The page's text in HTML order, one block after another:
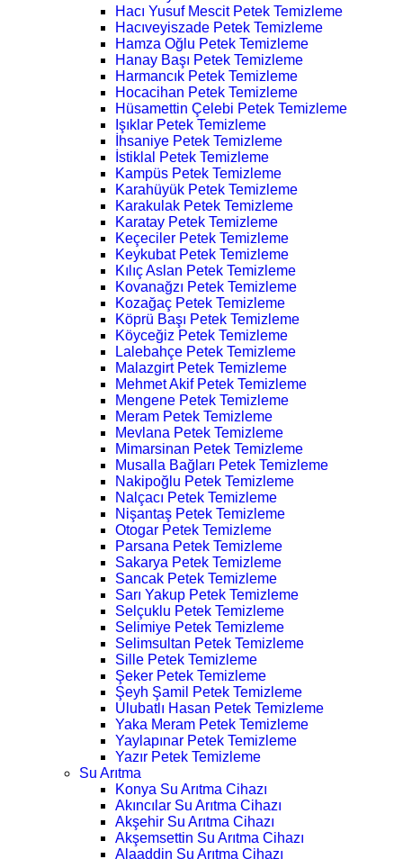
Hacı Yusuf Mescit Petek Temizleme
Hacıveyiszade Petek Temizleme
Hamza Oğlu Petek Temizleme
Hanay Başı Petek Temizleme
Harmancık Petek Temizleme
Hocacihan Petek Temizleme
Hüsamettin Çelebi Petek Temizleme
Işıklar Petek Temizleme
İhsaniye Petek Temizleme
İstiklal Petek Temizleme
Kampüs Petek Temizleme
Karahüyük Petek Temizleme
Karakulak Petek Temizleme
Karatay Petek Temizleme
Keçeciler Petek Temizleme
Keykubat Petek Temizleme
Kılıç Aslan Petek Temizleme
Kovanağzı Petek Temizleme
Kozağaç Petek Temizleme
Köprü Başı Petek Temizleme
Köyceğiz Petek Temizleme
Lalebahçe Petek Temizleme
Malazgirt Petek Temizleme
Mehmet Akif Petek Temizleme
Mengene Petek Temizleme
Meram Petek Temizleme
Mevlana Petek Temizleme
Mimarsinan Petek Temizleme
Musalla Bağları Petek Temizleme
Nakipoğlu Petek Temizleme
Nalçacı Petek Temizleme
Nişantaş Petek Temizleme
Otogar Petek Temizleme
Parsana Petek Temizleme
Sakarya Petek Temizleme
Sancak Petek Temizleme
Sarı Yakup Petek Temizleme
Selçuklu Petek Temizleme
Selimiye Petek Temizleme
Selimsultan Petek Temizleme
Sille Petek Temizleme
Şeker Petek Temizleme
Şeyh Şamil Petek Temizleme
Ulubatlı Hasan Petek Temizleme
Yaka Meram Petek Temizleme
Yaylapınar Petek Temizleme
Yazır Petek Temizleme
Su Arıtma
Konya Su Arıtma Cihazı
Akıncılar Su Arıtma Cihazı
Akşehir Su Arıtma Cihazı
Akşemsettin Su Arıtma Cihazı
Alaaddin Su Arıtma Cihazı